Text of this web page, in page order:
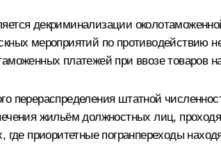
декриминализации
мероприятий по противодействию
платежей при ввозе товаров
перераспределения штатной
жильём должностных лиц,
где приоритетные погранпереходы